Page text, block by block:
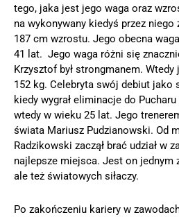
tego, jaka jest jego waga oraz
na wykonywany kiedyś przez niego
187 cm wzrostu. Jego obecna
41 lat. Jego waga różni się
Krzysztof był strongmanem. Wtedy
152 kg. Celebryta swój debiut jako
kiedy wygrał eliminacje do
wtedy w wieku 25 lat. Jego
świata Mariusz Pudzianowski. Od
Radzikowski zaczął brać udział w
najlepsze miejsca. Jest on jednym
ale też światowych siłaczy.
Po zakończeniu kariery w